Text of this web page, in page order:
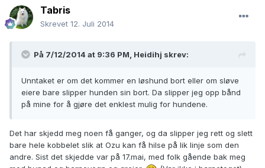
Tabris
Skrevet 12. Juli 2014
På 7/12/2014 at 9:36 PM, Heidihj skrev:
Unntaket er om det kommer en løshund bort eller om sløve
eiere bare slipper hunden sin bort. Da slipper jeg opp bånd
på mine for å gjøre det enklest mulig for hundene.
Det har skjedd meg noen få ganger, og da slipper jeg rett og slett
bare hele kobbelet slik at Ozu kan få hilse på lik linje som den
andre. Sist det skjedde var på 17.mai, med folk gående bak meg